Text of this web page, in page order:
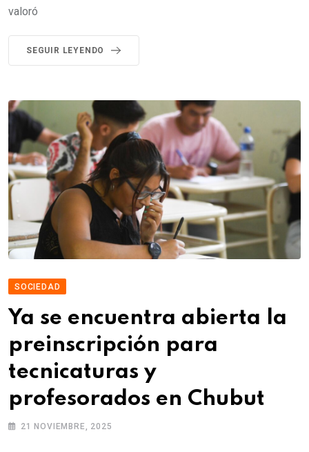
valoró
SEGUIR LEYENDO
SOCIEDAD
Ya se encuentra abierta la
preinscripción para
tecnicaturas y
profesorados en Chubut
21 NOVIEMBRE, 2025